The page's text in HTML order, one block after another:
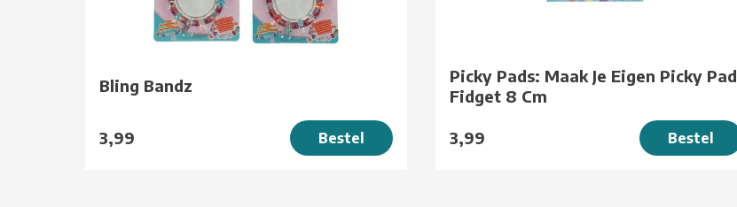
Bling Bandz
3,99 Bestel
Picky Pads: Maak Je Eigen Picky Pad
Fidget 8 Cm
3,99 Bestel